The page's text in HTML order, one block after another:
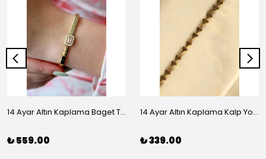
14 Ayar Altın Kaplama Baget Taşlı Vip Bileklik
₺ 559.00
14 Ayar Altın Kaplama Kalp Yolu Bileklik
₺ 339.00